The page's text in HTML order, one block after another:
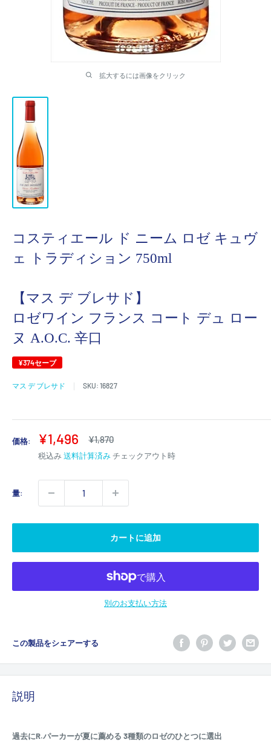
拡大するには画像をクリック
コスティエール ド ニーム ロゼ キュヴ
ェ トラディション 750ml
【マス デ ブレサド】
ロゼワイン フランス コート デュ ロー
ヌ A.O.C. 辛口
¥374セーブ
マス デ ブレサド SKU: 16827
価格:
販
売
格
¥1,496
通
価
¥1,870
税込み送料計算済みチェックアウト時
量:
カートに追加
別のお支払い方法
この製品をシェアーする
説明
過去にR.パーカーが夏に薦める 3種類のロゼのひとつに選出